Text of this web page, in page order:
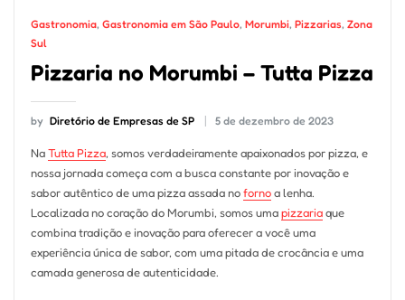
Gastronomia, Gastronomia em São Paulo, Morumbi, Pizzarias, Zona
Sul
Pizzaria no Morumbi – Tutta Pizza
by Diretório de Empresas de SP 5 de dezembro de 2023
NaTutta Pizza, somos verdadeiramente apaixonados por pizza, e
nossa jornada começa com a busca constante por inovação e
sabor autêntico de uma pizza assada nofornoa lenha.
Localizada no coração do Morumbi, somos umapizzariaque
combina tradição e inovação para oferecer a você uma
experiência única de sabor, com uma pitada de crocância e uma
camada generosa de autenticidade.